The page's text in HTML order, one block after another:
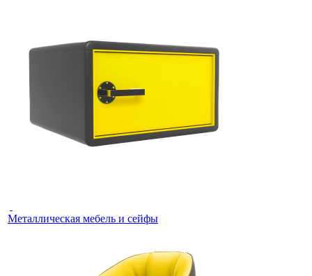
Металлическая мебель и сейфы